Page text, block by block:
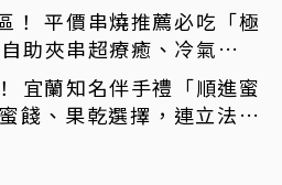
！ 平價串燒推薦必吃「極
助夾串超療癒、冷氣強還
宜蘭知名伴手禮「順進蜜
餞、果乾選擇，連立法院